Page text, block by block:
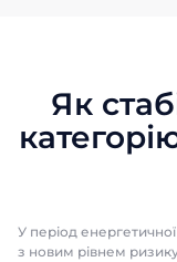
Як
У період
з новим рівнем